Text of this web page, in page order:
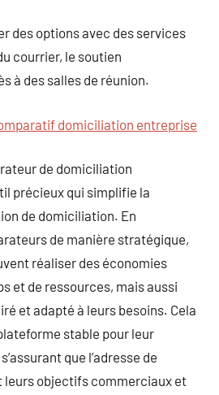
des options avec des services
courrier, le soutien
à des salles de réunion.
domiciliation entreprise
de domiciliation
précieux qui simplifie la
de domiciliation. En
de manière stratégique,
réaliser des économies
et de ressources, mais aussi
et adapté à leurs besoins. Cela
stable pour leur
que l’adresse de
objectifs commerciaux et